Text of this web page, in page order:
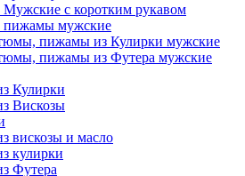
с коротким рукавом
мужские
пижамы из Кулирки мужские
пижамы из Футера мужские
Кулирки
Вискозы
вискозы и масло
кулирки
Футера